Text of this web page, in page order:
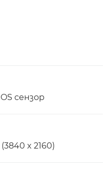
сензор
x 2160)